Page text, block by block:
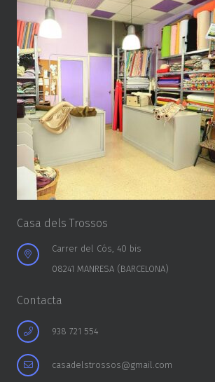
blava
-0549-
Casa dels Trossos
Carrer del Cós, 40 bis
08241 MANRESA (BARCELONA)
Contacta
938 721 554
casadelstrossos@gmail.com